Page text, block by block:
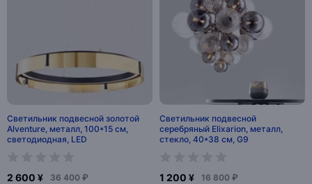
Светильник подвесной золотой
Alventure, металл, 100*15 см,
светодиодная, LED
2 600 ¥ 36 400 ₽
Светильник подвесной
серебряный Elixarion, металл,
стекло, 40*38 см, G9
1 200 ¥ 16 800 ₽